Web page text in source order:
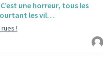
C’est une horreur, tous les
les vil…
!